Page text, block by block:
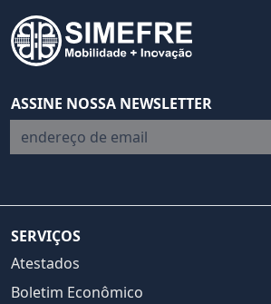
ASSINE NOSSA NEWSLETTER
endereço de email
SERVIÇOS
Atestados
Boletim Econômico